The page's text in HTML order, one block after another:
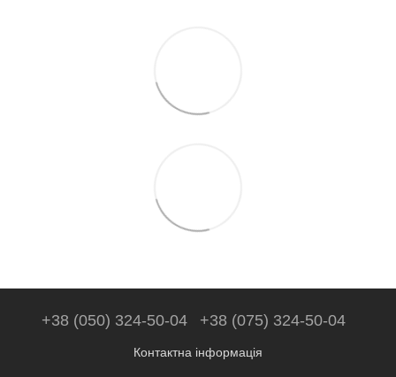
+38 (050) 324-50-04 +38 (075) 324-50-04
Контактна інформація